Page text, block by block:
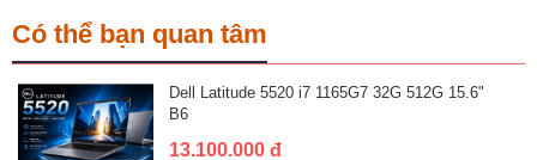
Có thể bạn quan tâm
Dell Latitude 5520 i7 1165G7 32G 512G 15.6"
B6
13.100.000 đ